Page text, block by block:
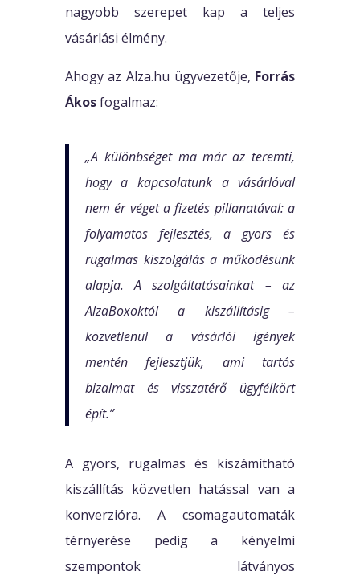
nagyobb szerepet kap a teljes
vásárlási élmény.
Ahogy az Alza.hu ügyvezetője, Forrás
Ákosfogalmaz:
„A különbséget ma már az teremti,
hogy a kapcsolatunk a vásárlóval
nem ér véget a fizetés pillanatával: a
folyamatos fejlesztés, a gyors és
rugalmas kiszolgálás a működésünk
alapja. A szolgáltatásainkat – az
AlzaBoxoktól a kiszállításig –
közvetlenül a vásárlói igények
mentén fejlesztjük, ami tartós
bizalmat és visszatérő ügyfélkört
épít.”
A gyors, rugalmas és kiszámítható
kiszállítás közvetlen hatással van a
konverzióra. A csomagautomaták
térnyerése pedig a kényelmi
szempontok látványos